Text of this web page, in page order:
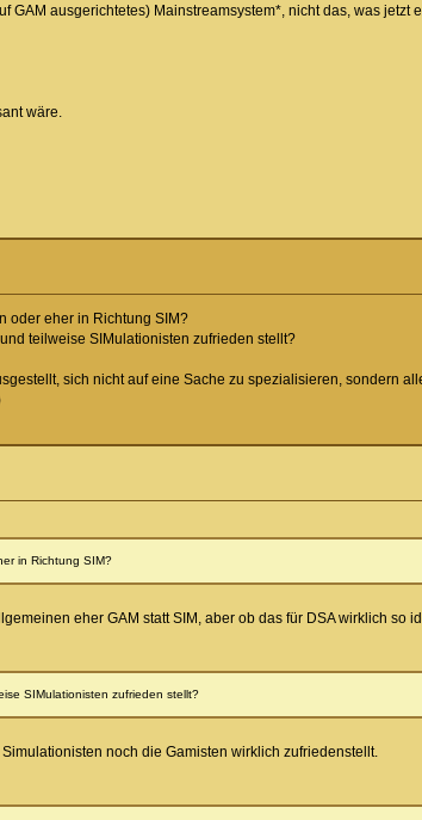
ausgerichtetes) Mainstreamsystem*, nicht das, was jetzt
wäre.
oder eher in Richtung SIM?
teilweise SIMulationisten zufrieden stellt?
sich nicht auf eine Sache zu spezialisieren, sondern
in Richtung SIM?
eher GAM statt SIM, aber ob das für DSA wirklich so
SIMulationisten zufrieden stellt?
noch die Gamisten wirklich zufriedenstellt.